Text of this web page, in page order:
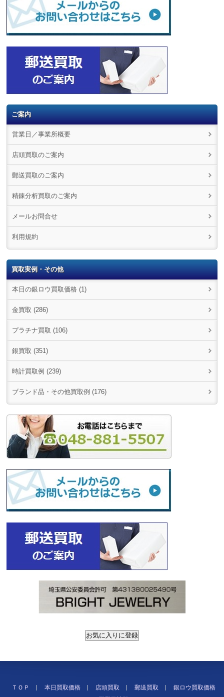
ご案内
営業日／事業所概要
店頭買取のご案内
郵送買取のご案内
精錬分析買取のご案内
メールお問合せ
利用規約
買取実例・その他
本日の銀ロウ買取価格 (1)
金買取 (286)
プラチナ買取 (106)
銀買取 (351)
時計買取例 (239)
ブランド品・その他買取例 (176)
ＴＯＰ 本日買取価格 店頭買取 郵送買取
銀ロウ買取価格